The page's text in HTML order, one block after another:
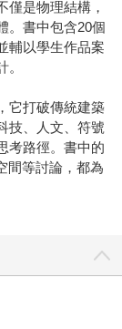
僅是物理結構，
。書中包含20個
輔以學生作品案
它打破傳統建築
技、人文、符號
考路徑。書中的
間等討論，都為